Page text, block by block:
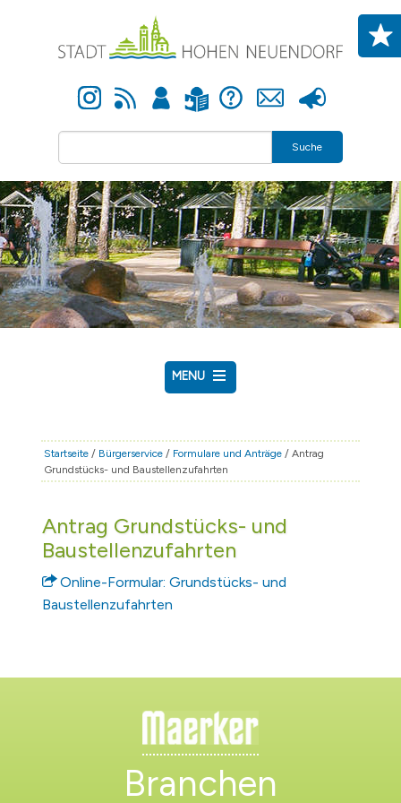
Instagram Newsfeed Anmelden Leichte Sprache Hilfe Kontakt Presse
Suche
MENU
RATHAUS & POLITIK
BÜRGERSERVICE
TOURISMUS
Startseite / Bürgerservice / Formulare und Anträge / Antrag
Grundstücks- und Baustellenzufahrten
Antrag Grundstücks- und
Baustellenzufahrten
Online-Formular: Grundstücks- und
Baustellenzufahrten
Branchen